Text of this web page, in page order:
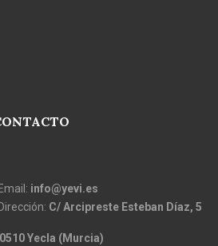
info@yevi.es
C/ Arcipreste Esteban Díaz, 5
Yecla (Murcia)